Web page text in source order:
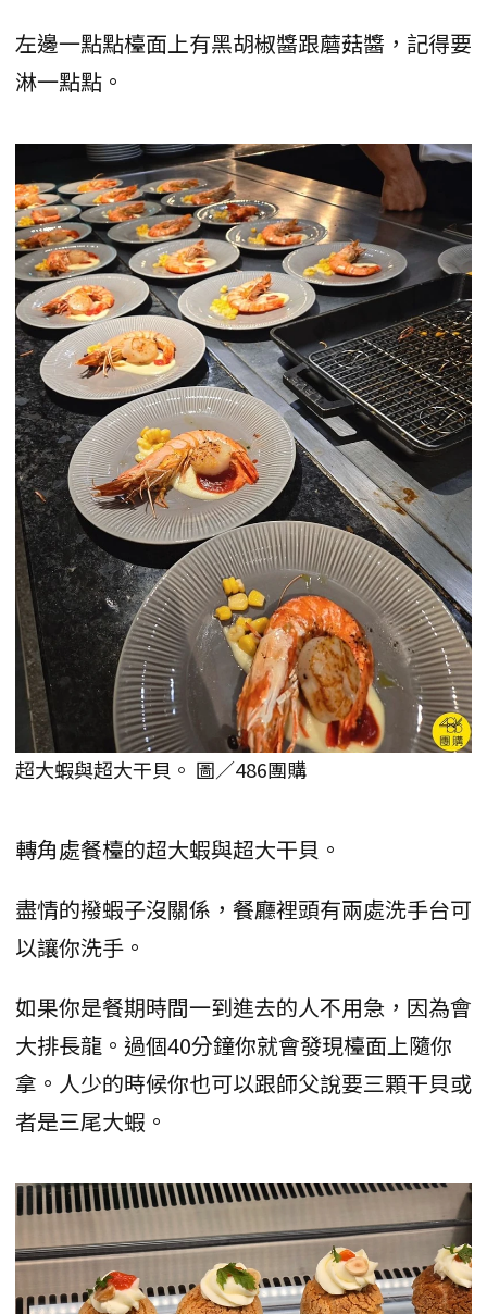
左邊一點點檯面上有黑胡椒醬跟蘑菇醬，記得要
淋一點點。
超大蝦與超大干貝。 圖／486團購
轉角處餐檯的超大蝦與超大干貝。
盡情的撥蝦子沒關係，餐廳裡頭有兩處洗手台可
以讓你洗手。
如果你是餐期時間一到進去的人不用急，因為會
大排長龍。過個40分鐘你就會發現檯面上隨你
拿。人少的時候你也可以跟師父說要三顆干貝或
者是三尾大蝦。